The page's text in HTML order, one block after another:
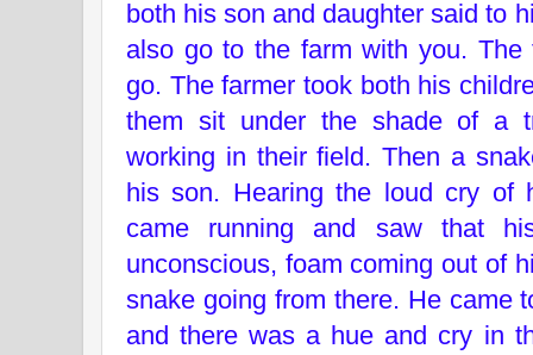
both his son and daughter said to
also go to the farm with you. The
go. The farmer took both his
them sit under the shade of a
working in their field. Then a
his son. Hearing the loud cry of
came running and saw that
unconscious, foam coming out of
snake going from there. He came
and there was a hue and cry in